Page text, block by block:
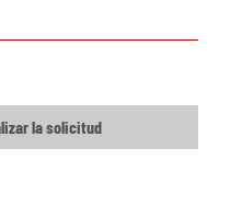
disponible
la solicitud